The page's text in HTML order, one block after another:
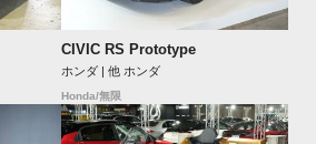
CIVIC RS Prototype
ホンダ | 他 ホンダ
Honda/無限